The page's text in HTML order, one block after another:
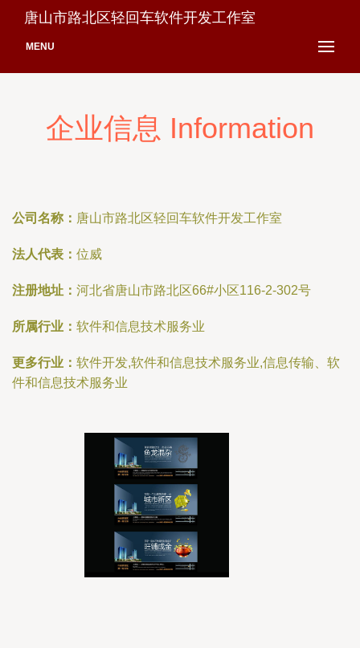
唐山市路北区轻回车软件开发工作室
MENU
企业信息 Information
公司名称： 唐山市路北区轻回车软件开发工作室
法人代表： 位威
注册地址： 河北省唐山市路北区66#小区116-2-302号
所属行业： 软件和信息技术服务业
更多行业： 软件开发,软件和信息技术服务业,信息传输、软
件和信息技术服务业